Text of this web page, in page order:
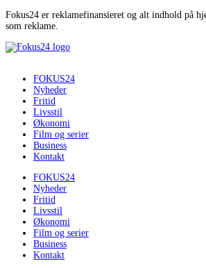
Fokus24 er reklamefinansieret og alt indhold på
som reklame.
FOKUS24
Nyheder
Fritid
Livsstil
Økonomi
Film og serier
Business
Kontakt
FOKUS24
Nyheder
Fritid
Livsstil
Økonomi
Film og serier
Business
Kontakt